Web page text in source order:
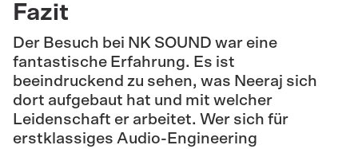
Fazit
Der Besuch bei NK SOUND war eine
fantastische Erfahrung. Es ist
beeindruckend zu sehen, was Neeraj sich
dort aufgebaut hat und mit welcher
Leidenschaft er arbeitet. Wer sich für
erstklassiges Audio-Engineering